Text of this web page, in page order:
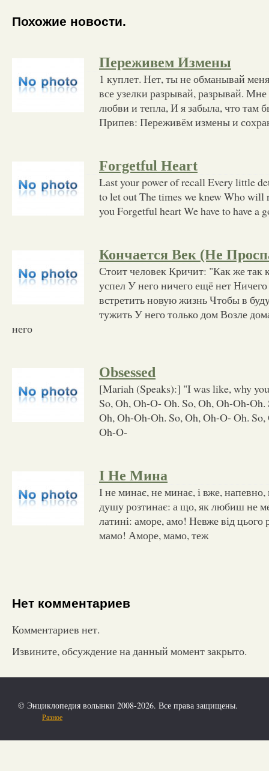
Похожие новости.
Переживем Измены
1 куплет. Нет, ты не обманывай
все узелки разрывай, разрывай. Мне
любви и тепла, И я забыла, что там
Припев: Переживём измены и
Forgetful Heart
Last your power of recall Every little
to let out The times we knew Who will
you Forgetful heart We have to have a
Кончается Век (Не
Стоит человек Кричит: "Как же так
успел У него ничего ещё нет
встретить новую жизнь Чтобы в
тужить У него только дом Возле
него
Obsessed
[Mariah (Speaks):] "I was like, why
So, Oh, Oh-O- Oh. So, Oh, Oh-Oh-
Oh, Oh-Oh-Oh. So, Oh, Oh-O- Oh.
Oh-O-
І Не Мина
І не минає, не минає, і вже,
душу розтинає: а що, як любиш не
латині: аморе, амо! Невже від
мамо! Аморе, мамо, теж
Нет комментариев
Комментариев нет.
Извините, обсуждение на данный момент закрыто.
© Энциклопедия волынки 2008-2026. Все права защищены.
Разное